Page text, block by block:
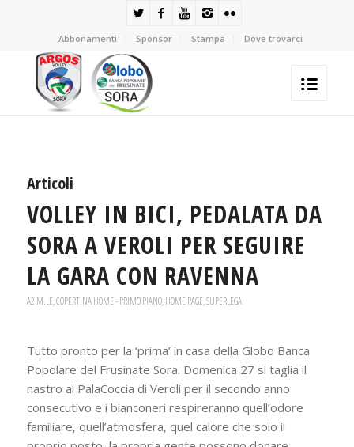
Abbonamenti Sponsor Stampa Dove trovarci
Articoli
VOLLEY IN BICI, PEDALATA DA
SORA A VEROLI PER SEGUIRE
LA GARA CON RAVENNA
A2 M.LE,COPERTINA HOME - PRIMO PIANO,HOME PAGE,SUPERLEGA
Tutto pronto per la ‘prima’ in casa della Globo Banca
Popolare del Frusinate Sora. Domenica 27 si taglia il
nastro al PalaCoccia di Veroli per il secondo anno
consecutivo e i bianconeri respireranno quell’odore
familiare, quell’atmosfera, quel calore che solo il